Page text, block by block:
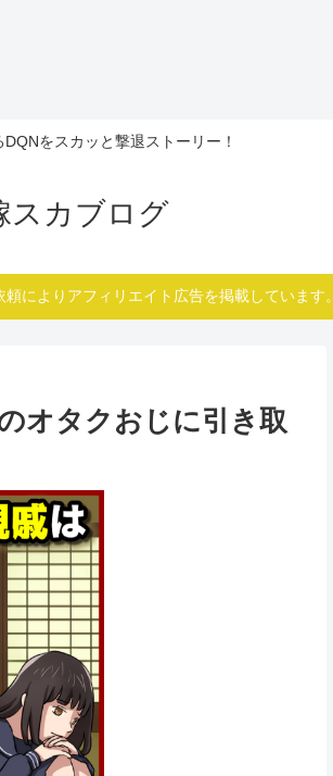
をスカッと撃退ストーリー！
スカブログ
によりアフィリエイト広告を掲載しています。
オタクおじに引き取